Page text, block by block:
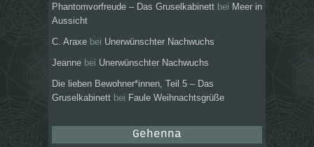
Phantomvorfreude – Das Gruselkabinett bei Meer in
Aussicht
C. Araxe bei Unerwünschter Nachwuchs
Jeanne bei Unerwünschter Nachwuchs
Die lieben Bewohner*innen, Teil 5 – Das
Gruselkabinett bei Faule Weihnachtsgrüße
Gehenna